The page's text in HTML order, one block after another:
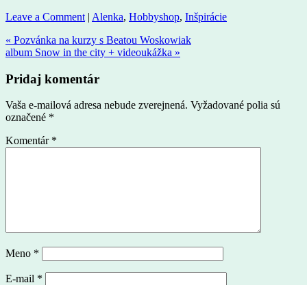
Leave a Comment | Alenka, Hobbyshop, Inšpirácie
« Pozvánka na kurzy s Beatou Woskowiak
album Snow in the city + videoukážka »
Pridaj komentár
Vaša e-mailová adresa nebude zverejnená. Vyžadované polia sú
označené *
Komentár *
Meno *
E-mail *